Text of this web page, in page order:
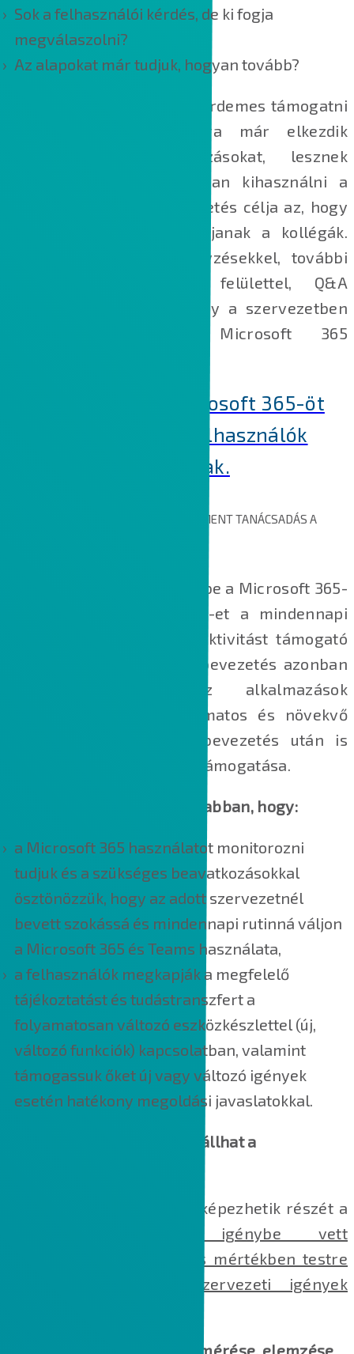
Sok a felhasználói kérdés, de ki fogja
megválaszolni?
Az alapokat már tudjuk, hogyan tovább?
A bevezetést követően is érdemes támogatni
a felhasználókat. Ekkorra már elkezdik
használni az alkalmazásokat, lesznek
kérdéseik, szeretnék jobban kihasználni a
lehetőségeket. Az utánkövetés célja az, hogy
ebben is támogatást kapjanak a kollégák.
Tippekkel, rövid hírbejegyzésekkel, további
oktatásokkal, kérdezési felülettel, Q&A
hívásokkal biztosítjuk, hogy a szervezetben
mindenki magabiztos Microsoft 365
Már használjuk a Microsoft 365-öt
és a Teams-et, de a felhasználók
még nem magabiztosak.
ADAPTÁCIÓS ÉS VÁLTOZÁSMENEDZSMENT TANÁCSADÁS A
Egyre több vállalat vezeti be a Microsoft 365-
öt és a Microsoft Teams-et a mindennapi
munkavégzést és a produktivitást támogató
megoldásként. A sikeres bevezetés azonban
nem ér véget az alkalmazások
bekapcsolásával, a folyamatos és növekvő
használat érdekében a bevezetés után is
szükséges a felhasználók támogatása.
Az aktív utánkövetés segít abban, hogy:
a Microsoft 365 használatot monitorozni
tudjuk és a szükséges beavatkozásokkal
ösztönözzük, hogy az adott szervezetnél
bevett szokássá és mindennapi rutinná váljon
a Microsoft 365 és Teams használata,
a felhasználók megkapják a megfelelő
tájékoztatást és tudástranszfert a
folyamatosan változó eszközkészlettel (új,
változó funkciók) kapcsolatban, valamint
támogassuk őket új vagy változó igények
esetén hatékony megoldási javaslatokkal.
Milyen tevékenységekből állhat a
Az alábbi tevékenységek képezhetik részét a
Az igénybe vett
tevékenységek köre teljes mértékben testre
szabható az egyedi szervezeti igények
1. A jelenlegi használat felmérése, elemzése